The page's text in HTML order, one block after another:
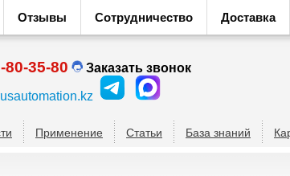
Отзывы Сотрудничество Доставка
80-35-80 Заказать звонок
Применение Статьи База знаний